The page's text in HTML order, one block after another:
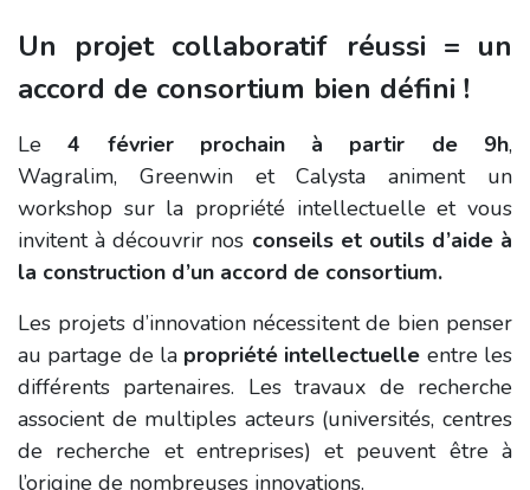
Un projet collaboratif réussi = un
accord de consortium bien défini !
Le4 février prochain à partir de 9h,
Wagralim, Greenwin et Calysta animent un
workshop sur la propriété intellectuelle et vous
invitent à découvrir nos conseils et outils d’aide à
la construction d’un accord de consortium.
Les projets d’innovation nécessitent de bien penser
au partage de la propriété intellectuelle entre les
différents partenaires. Les travaux de recherche
associent de multiples acteurs (universités, centres
de recherche et entreprises) et peuvent être à
l’origine de nombreuses innovations.